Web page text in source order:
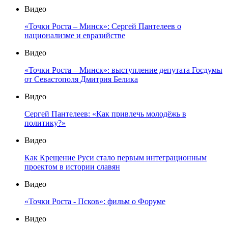
Видео
«Точки Роста – Минск»: Сергей Пантелеев о
национализме и евразийстве
Видео
«Точки Роста – Минск»: выступление депутата Госдумы
от Севастополя Дмитрия Белика
Видео
Сергей Пантелеев: «Как привлечь молодёжь в
политику?»
Видео
Как Крещение Руси стало первым интеграционным
проектом в истории славян
Видео
«Точки Роста - Псков»: фильм о Форуме
Видео